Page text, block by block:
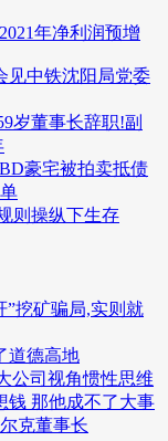
年净利润预增
见中铁沈阳局党委
岁董事长辞职!副
豪宅被拍卖抵债
则操纵下生存
”挖矿骗局,实则就
道德高地
公司视角惯性思维
钱 那他成不了大事
克董事长